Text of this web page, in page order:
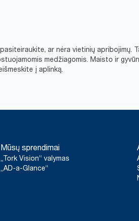
pasiteiraukite, ar nėra vietinių
medžiagomis. Maisto ir
į aplinką.​
Mūsų sprendimai
„Tork Vision“ valymas
„AD-a-Glance“